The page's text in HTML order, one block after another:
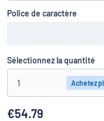
Police de caractère
Sélectionnez la quantité
1 Achetez
€54.79